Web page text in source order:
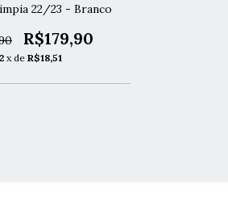
22/23 - Branco
R$179,90
x de R$18,51